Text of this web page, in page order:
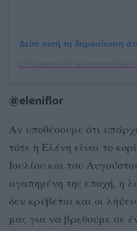
Δείτε αυτή τη δημοσίευση
@eleniflor
Αν υποθέσουμε ότι
τότε η Ελένη είναι το
Ιουλίου και του
αγαπημένη της εποχή, η
δεν κρύβεται και οι
μας για να βρεθούμε σε